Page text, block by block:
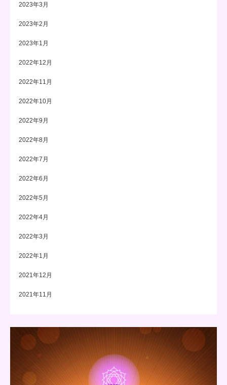
2023年3月
2023年2月
2023年1月
2022年12月
2022年11月
2022年10月
2022年9月
2022年8月
2022年7月
2022年6月
2022年5月
2022年4月
2022年3月
2022年1月
2021年12月
2021年11月